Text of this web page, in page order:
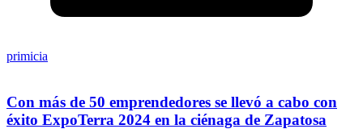
primicia
Con más de 50 emprendedores se llevó a cabo con
éxito ExpoTerra 2024 en la ciénaga de Zapatosa